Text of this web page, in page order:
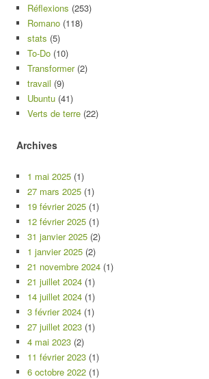
Réflexions (253)
Romano (118)
stats (5)
To-Do (10)
Transformer(2)
travail (9)
Ubuntu (41)
Verts de terre (22)
Archives
1 mai 2025 (1)
27 mars 2025 (1)
19 février 2025 (1)
12 février 2025 (1)
31 janvier 2025 (2)
1 janvier 2025 (2)
21 novembre 2024 (1)
21 juillet 2024 (1)
14 juillet 2024 (1)
3 février 2024 (1)
27 juillet 2023 (1)
4 mai 2023 (2)
11 février 2023 (1)
6 octobre 2022 (1)